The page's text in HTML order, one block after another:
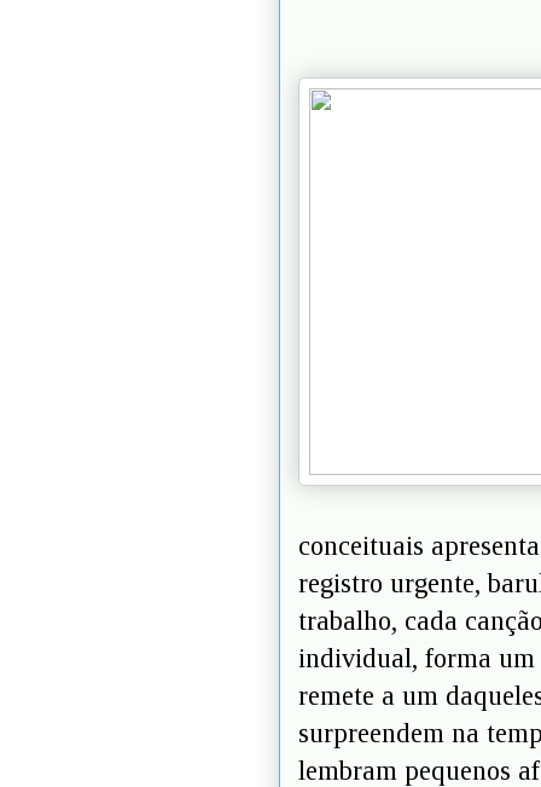
conceituais
registro urgente,
trabalho, cada
individual, forma um
remete a um
surpreendem na
lembram pequenos